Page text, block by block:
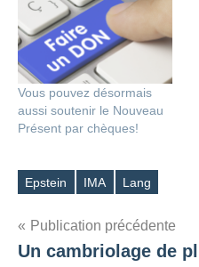
Vous pouvez désormais
aussi soutenir le Nouveau
Présent par chèques!
Étiquettes
Epstein IMA Lang
Navigation
Publication précédente
Un cambriolage de